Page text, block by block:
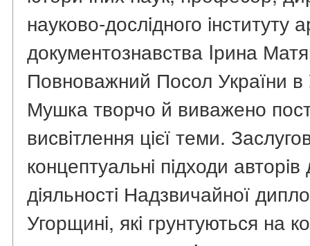
науково-дослiдного iнституту
документознавства Iрина
Повноважний Посол України
Мушка творчо й виважено
висвiтлення цiєї теми.
концептуальнi пiдходи авторiв
дiяльностi Надзвичайної
Угорщинi, якi грунтуються на